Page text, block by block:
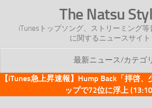
The Natsu
iTunesトップソング、ストリーミング
に関するニュースサイト
最新ニュース/カテ
TOP
【iTunes急上昇速報】Hump Back「拝啓
ップで72位に浮上